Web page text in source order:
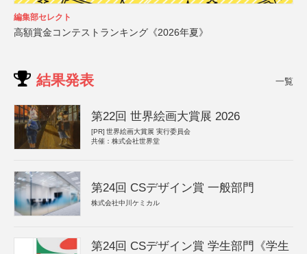
編集部セレクト
高額賞金コンテストランキング《2026年夏》
結果発表 一覧
第22回 世界絵画大賞展 2026
[PR] 世界絵画大賞展 実行委員会
共催：株式会社世界堂
第24回 CSデザイン賞 一般部門
株式会社中川ケミカル
第24回 CSデザイン賞 学生部門《学生